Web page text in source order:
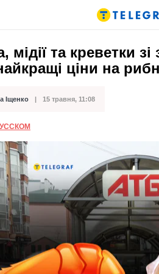
мідії та креветки
ціни на
Іщенко 15 травня, 11:08